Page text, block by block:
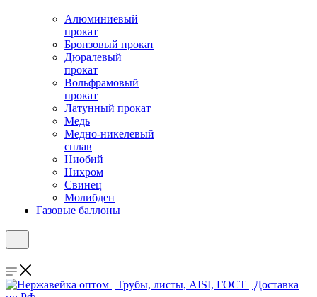
Алюминиевый
прокат
Бронзовый прокат
Дюралевый
прокат
Вольфрамовый
прокат
Латунный прокат
Медь
Медно-никелевый
сплав
Ниобий
Нихром
Свинец
Молибден
Газовые баллоны